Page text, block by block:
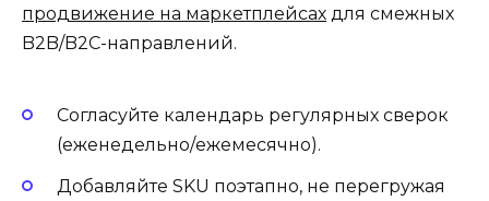
продвижение на маркетплейсах для смежных
B2B/B2C-направлений.
Согласуйте календарь регулярных сверок
(еженедельно/ежемесячно).
Добавляйте SKU поэтапно, не перегружая